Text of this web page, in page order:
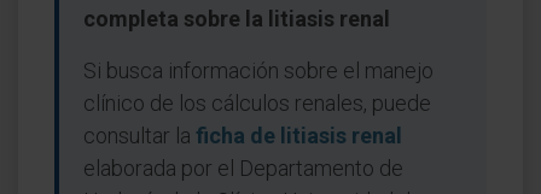
completa sobre la litiasis renal
Si busca información sobre el manejo
clínico de los cálculos renales, puede
consultar la ficha de litiasis renal
elaborada por el Departamento de